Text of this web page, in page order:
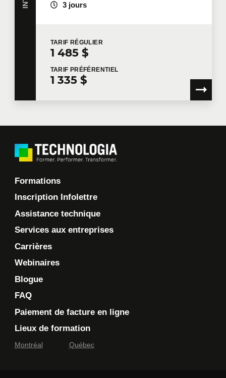
3 jours
TARIF RÉGULIER
1 485 $
TARIF PRÉFÉRENTIEL
1 335 $
Formations
Inscription Infolettre
Assistance technique
Services aux entreprises
Carrières
Webinaires
Blogue
FAQ
Paiement de facture en ligne
Lieux de formation
Montréal Québec